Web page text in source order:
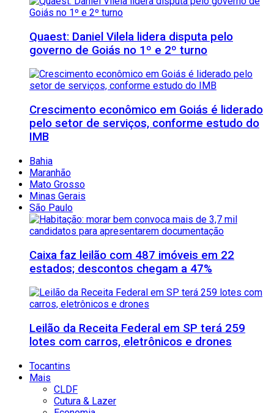
Quaest: Daniel Vilela lidera disputa pelo
governo de Goiás no 1º e 2º turno
Crescimento econômico em Goiás é liderado
pelo setor de serviços, conforme estudo do
IMB
Bahia
Maranhão
Mato Grosso
Minas Gerais
São Paulo
Caixa faz leilão com 487 imóveis em 22
estados; descontos chegam a 47%
Leilão da Receita Federal em SP terá 259
lotes com carros, eletrônicos e drones
Tocantins
Mais
CLDF
Cutura & Lazer